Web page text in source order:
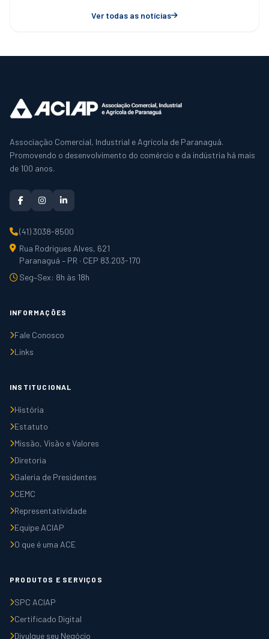
Ver todas as notícias
Associação Comercial, Industrial e Agrícola de Paranaguá.
Promovendo o desenvolvimento do comércio e da indústria há mais
de 100 anos.
(41) 3038-8500
Rua Rodrigues Alves, 621
Paranaguá – PR · CEP 83.203-170
Seg–Sex: 8h às 18h
INFORMAÇÕES
Fale Conosco
Links
INSTITUCIONAL
História
Estatuto
Missão, Visão e Valores
Diretoria
Galeria de Presidentes
CEMC
Representatividade
Equipe ACIAP
O que é uma ACE
PRODUTOS E SERVIÇOS
SPC ACIAP
Certificado Digital
Divulgue seu Negócio